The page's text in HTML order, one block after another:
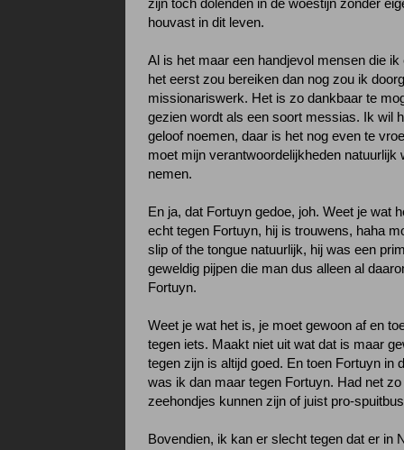
zijn toch dolenden in de woestijn zonder
houvast in dit leven.
Al is het maar een handjevol mensen die ik
het eerst zou bereiken dan nog zou ik
missionariswerk. Het is zo dankbaar te
gezien wordt als een soort messias. Ik wil
geloof noemen, daar is het nog even te
moet mijn verantwoordelijkheden natuurlijk
nemen.
En ja, dat Fortuyn gedoe, joh. Weet je wat
echt tegen Fortuyn, hij is trouwens, haha
slip of the tongue natuurlijk, hij was een
geweldig pijpen die man dus alleen al
Fortuyn.
Weet je wat het is, je moet gewoon af en
tegen iets. Maakt niet uit wat dat is maar
tegen zijn is altijd goed. En toen Fortuyn in
was ik dan maar tegen Fortuyn. Had net zo
zeehondjes kunnen zijn of juist pro-
Bovendien, ik kan er slecht tegen dat er in